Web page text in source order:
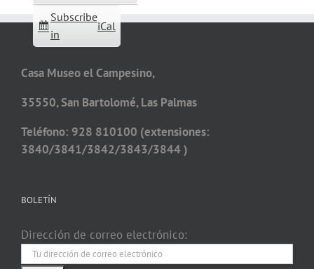
Subscribe
in
iCal
Casa Museo el Campesino,
35550, San Bartolomé, Las Palmas
Teléfono: 928 810100 (extensiones:
3840/3841/3842/3843/3844 )
BOLETÍN
Dirección de correo electrónico: